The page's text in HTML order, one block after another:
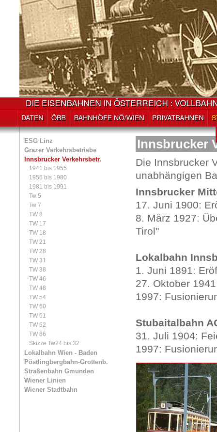
ESG Linz
Grazer Verkehrsbetriebe
Innsbrucker Verkehrsbetr.
1941 bis 1955
1956 bis 1980
1981 bis 1991
Tw 5
Tw 7
TW 8
TW 17
TW 18
TW 21
TW 28
TW 31
TW 38
TW 46
TW 48
TW 54
TW 60
TW 61
TW 62
TW 86
Skizze Tw24 bis 32
Lokalbahn Wien - Baden
Pöstlingbergbahn-Grottenb.
Straßenbahn Gmunden
Wiener Linien
Wiener Stadtbahn
Innsbrucker
Die Innsbrucker
unabhängigen
Innsbrucker
17. Juni 1900:
8. März 1927:
Tirol"
Lokalbahn
1. Juni 1891:
27. Oktober
1997:
Stubaitalbahn
31. Juli 1904:
1997: